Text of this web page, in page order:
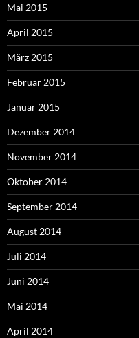
Mai 2015
April 2015
März 2015
Februar 2015
Januar 2015
Dezember 2014
November 2014
Oktober 2014
September 2014
August 2014
Juli 2014
Juni 2014
Mai 2014
April 2014